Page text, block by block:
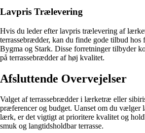
Lavpris Trælevering
Hvis du leder efter lavpris trælevering af
terrassebrædder, kan du finde gode tilbud hos
Bygma og Stark. Disse forretninger tilbyder
på terrassebrædder af høj kvalitet.
Afsluttende Overvejelser
Valget af terrassebrædder i lærketræ eller
præferencer og budget. Uanset om du
lærk, er det vigtigt at prioritere kvalitet og
smuk og langtidsholdbar terrasse.